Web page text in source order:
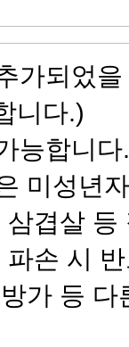
가되었
니다.)
능합니다.
미성년
겹살
손 시
가 등